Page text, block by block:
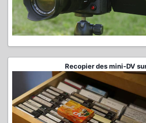
Recopier des mini-DV